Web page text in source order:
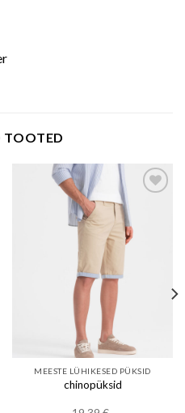
TOOTED
Add to wishlist
MEESTE LÜHIKESED PÜKSID
chinopüksid